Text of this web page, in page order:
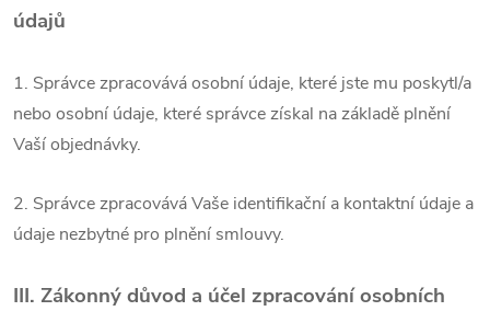
údajů
1. Správce zpracovává osobní údaje, které jste mu poskytl/a
nebo osobní údaje, které správce získal na základě plnění
Vaší objednávky.
2. Správce zpracovává Vaše identifikační a kontaktní údaje a
údaje nezbytné pro plnění smlouvy.
III. Zákonný důvod a účel zpracování osobních